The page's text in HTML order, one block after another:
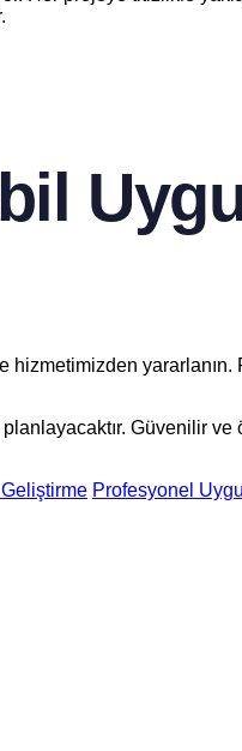
hizmetimizden
Güvenilir
Profesyonel